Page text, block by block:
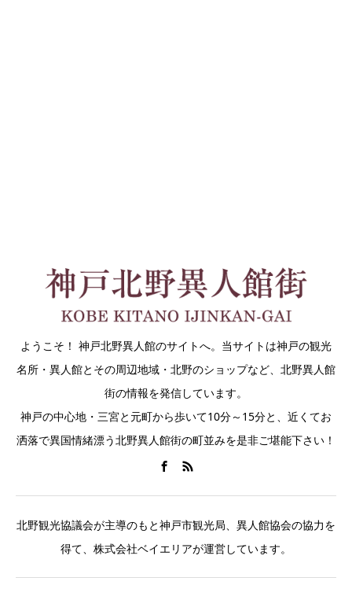
ようこそ！ 神戸北野異人館のサイトへ。当サイトは神戸の観光
名所・異人館とその周辺地域・北野のショップなど、北野異人館
街の情報を発信しています。
神戸の中心地・三宮と元町から歩いて10分～15分と、近くてお
洒落で異国情緒漂う北野異人館街の町並みを是非ご堪能下さい！
北野観光協議会が主導のもと神戸市観光局、異人館協会の協力を
得て、株式会社ベイエリアが運営しています。